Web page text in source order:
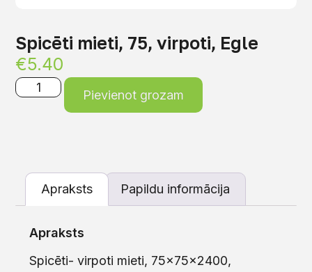
Spicēti mieti, 75, virpoti, Egle
€5.40
Pievienot grozam
Apraksts Papildu informācija
Apraksts
Spicēti- virpoti mieti, 75x75x2400,